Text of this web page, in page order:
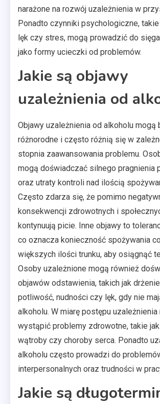
narażone na rozwój uzależnienia w
Ponadto czynniki psychologiczne,
lęk czy stres, mogą prowadzić do
jako formy ucieczki od problemów.
Jakie są objawy
uzależnienia od
Objawy uzależnienia od alkoholu mogą
różnorodne i często różnią się w
stopnia zaawansowania problemu.
mogą doświadczać silnego pragnienia
oraz utraty kontroli nad ilością
Często zdarza się, że pomimo
konsekwencji zdrowotnych i
kontynuują picie. Inne objawy to
co oznacza konieczność spożywania
większych ilości trunku, aby osiągnąć
Osoby uzależnione mogą również
objawów odstawienia, takich jak
potliwość, nudności czy lęk, gdy nie
alkoholu. W miarę postępu uzależnienia
wystąpić problemy zdrowotne, takie
wątroby czy choroby serca. Ponadto
alkoholu często prowadzi do
interpersonalnych oraz trudności w
Jakie są